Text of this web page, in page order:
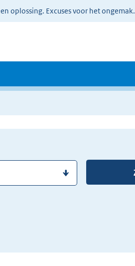
oplossing. Excuses voor het ongemak.